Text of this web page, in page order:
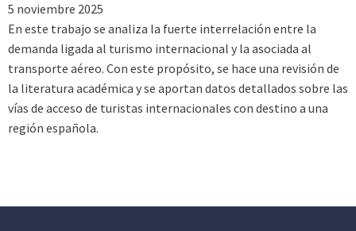
5 noviembre 2025
En este trabajo se analiza la fuerte interrelación entre la
demanda ligada al turismo internacional y la asociada al
transporte aéreo. Con este propósito, se hace una revisión de
la literatura académica y se aportan datos detallados sobre las
vías de acceso de turistas internacionales con destino a una
región española.